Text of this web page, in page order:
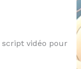
script vidéo pour